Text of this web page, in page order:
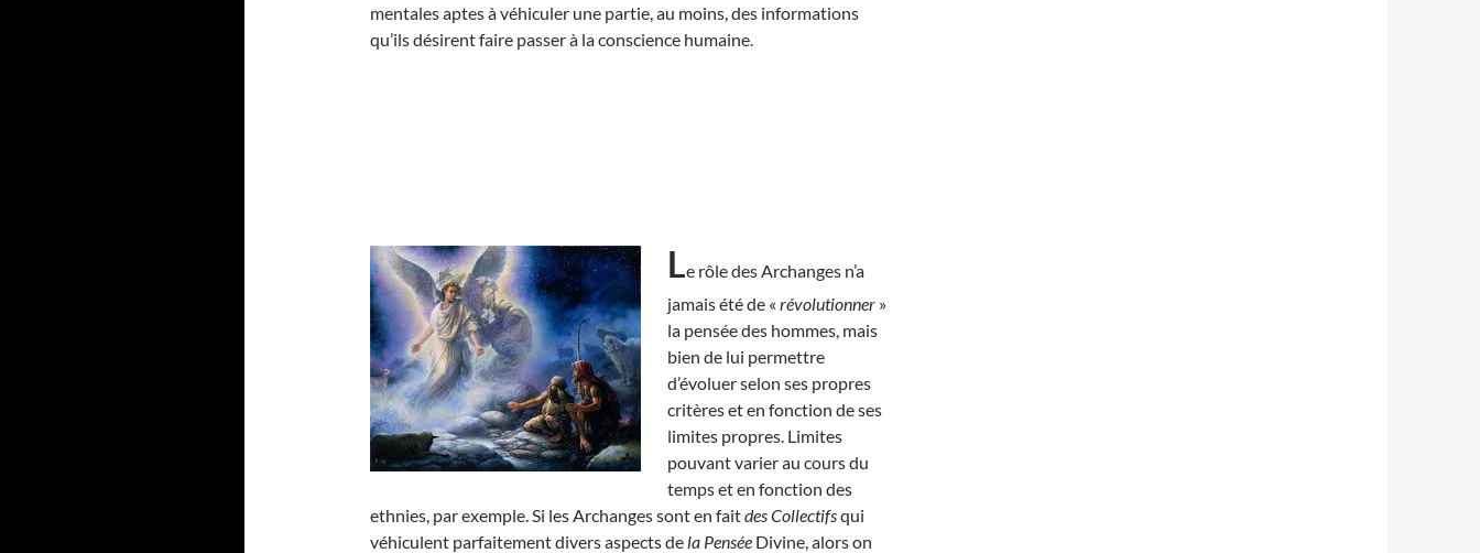
mentales aptes à véhiculer une partie, au moins, des informations
qu’ils désirent faire passer à la conscience humaine.
Le rôle des Archanges n’a
jamais été de « révolutionner »
la pensée des hommes, mais
bien de lui permettre
d’évoluer selon ses propres
critères et en fonction de ses
limites propres. Limites
pouvant varier au cours du
temps et en fonction des
ethnies, par exemple. Si les Archanges sont en faitdes Collectifsqui
véhiculent parfaitement divers aspects de la Pensée Divine, alors on